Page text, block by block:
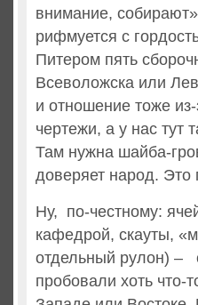
внимание,
рифмуется с
Питером пять
Всеволожска или
и отношение тоже
чертежи, а у нас тут
Там нужна шайба-
доверяет народ.
Ну, по-честному:
кафедрой, скауты,
отдельный рулон) –
пробовали хоть что-